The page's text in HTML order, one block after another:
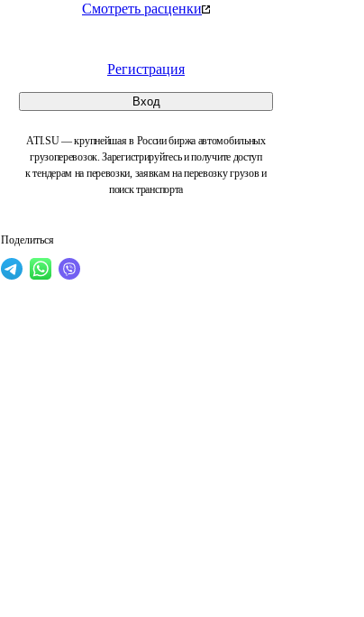
Смотреть расценки
Регистрация
Вход
ATI.SU — крупнейшая в России биржа автомобильных
грузоперевозок. Зарегистрируйтесь и получите доступ
к тендерам на перевозки, заявкам на перевозку грузов и
поиск транспорта
Поделиться